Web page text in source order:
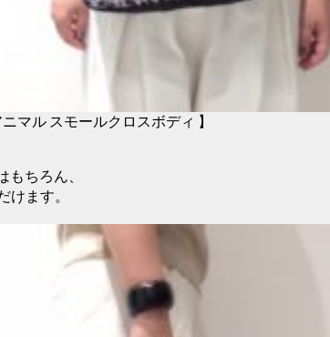
マル スモールクロスボディ 】
もちろん、
けます。